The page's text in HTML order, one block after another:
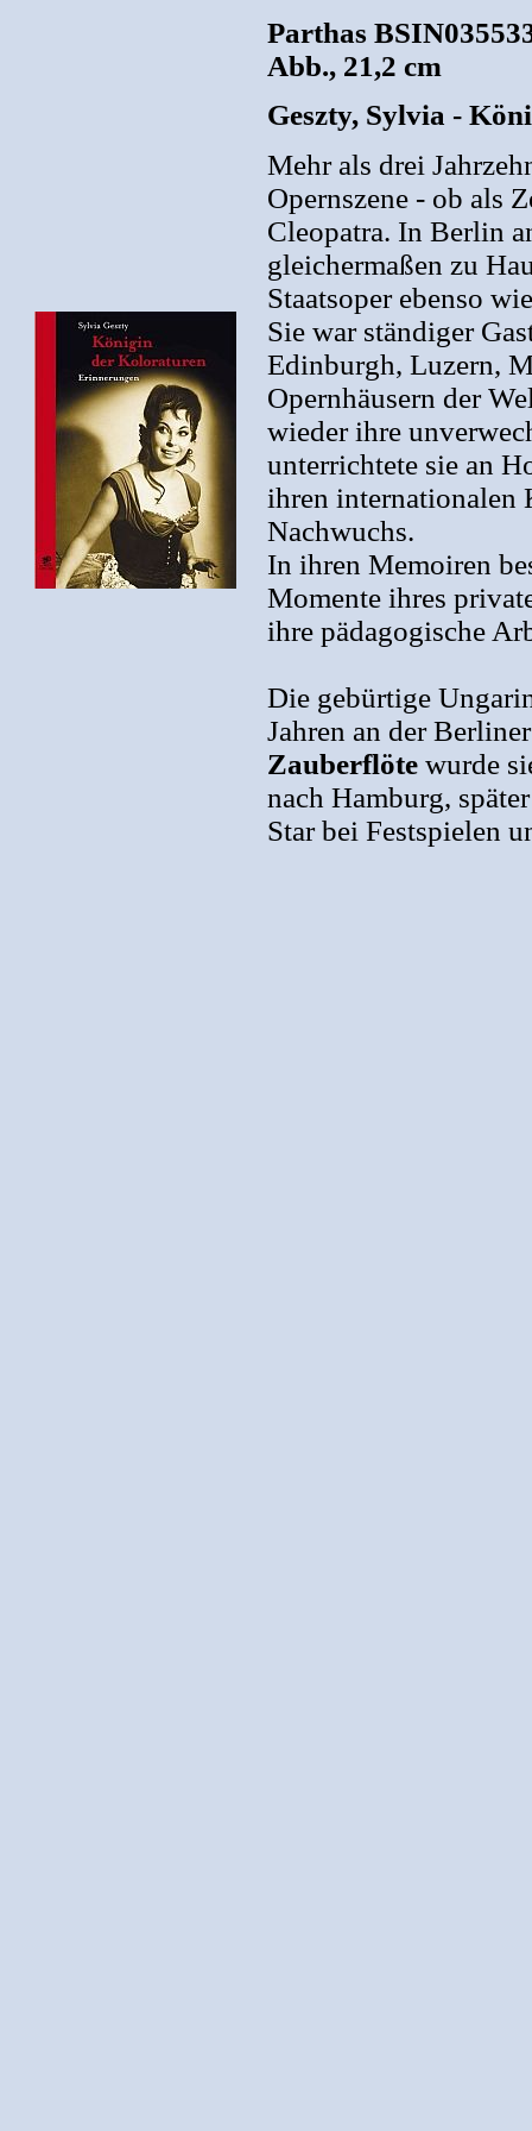
Parthas
Abb., 21,2 cm
Geszty, Sylvia -
Mehr als drei
Opernszene - ob als
Cleopatra. In Berlin
gleichermaßen zu
Staatsoper ebenso
Sie war ständiger
Edinburgh, Luzern,
Opernhäusern der
wieder ihre
unterrichtete sie an
ihren internationalen
Nachwuchs.
In ihren Memoiren
Momente ihres
ihre pädagogische
Die gebürtige
Jahren an der
Zauberflöte wurde
nach Hamburg,
Star bei Festspielen